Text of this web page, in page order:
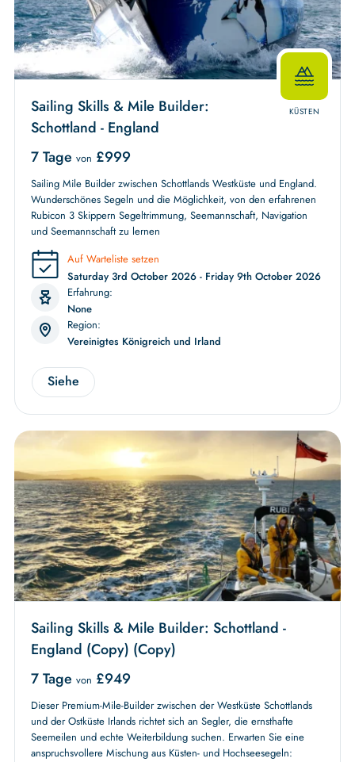
KÜSTEN
Sailing Skills & Mile Builder:
Schottland - England
7 Tage von £999
Sailing Mile Builder zwischen Schottlands Westküste und England.
Wunderschönes Segeln und die Möglichkeit, von den erfahrenen
Rubicon 3 Skippern Segeltrimmung, Seemannschaft, Navigation
und Seemannschaft zu lernen
Auf Warteliste setzen
Saturday 3rd October 2026 - Friday 9th October 2026
Erfahrung:
None
Region:
Vereinigtes Königreich und Irland
Siehe
Sailing Skills & Mile Builder: Schottland -
England (Copy) (Copy)
7 Tage von £949
Dieser Premium-Mile-Builder zwischen der Westküste Schottlands
und der Ostküste Irlands richtet sich an Segler, die ernsthafte
Seemeilen und echte Weiterbildung suchen. Erwarten Sie eine
anspruchsvollere Mischung aus Küsten- und Hochseesegeln: